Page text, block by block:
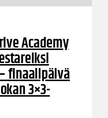
Academy
finaalipäivä
3×3-